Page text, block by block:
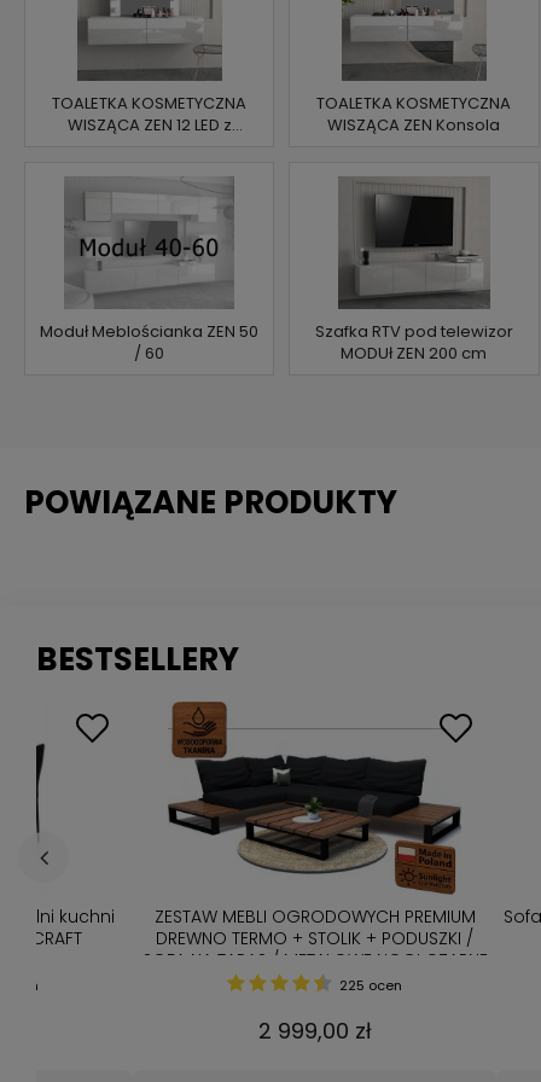
TOALETKA KOSMETYCZNA
WISZĄCA ZEN 12 LED z
TOALETKA KOSMETYCZNA
WISZĄCA ZEN Konsola
Moduł Meblościanka ZEN 50
/ 60
Szafka RTV pod telewizor
MODUł ZEN 200 cm
POWIĄZANE PRODUKTY
BESTSELLERY
kuchni
CRAFT
ZESTAW MEBLI OGRODOWYCH PREMIUM
DREWNO TERMO + STOLIK + PODUSZKI /
SOFA NA TARAS / METALOWE NOGI CZARNE
225 ocen
2 999,00 zł